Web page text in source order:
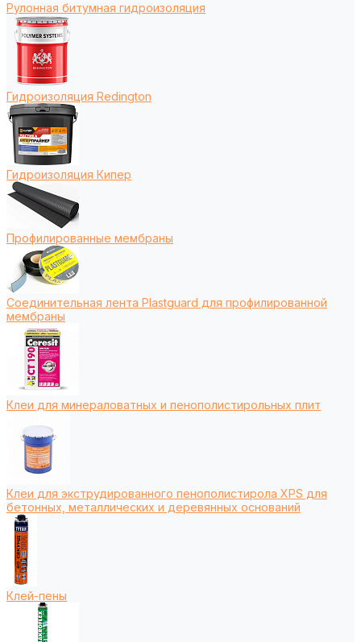
Рулонная битумная гидроизоляция
Гидроизоляция Redington
Гидроизоляция Кипер
Профилированные мембраны
Соединительная лента Plastguard для профилированной
мембраны
Клеи для минераловатных и пенополистирольных плит
Клеи для экструдированного пенополистирола XPS для
бетонных, металлических и деревянных оснований
Клей-пены